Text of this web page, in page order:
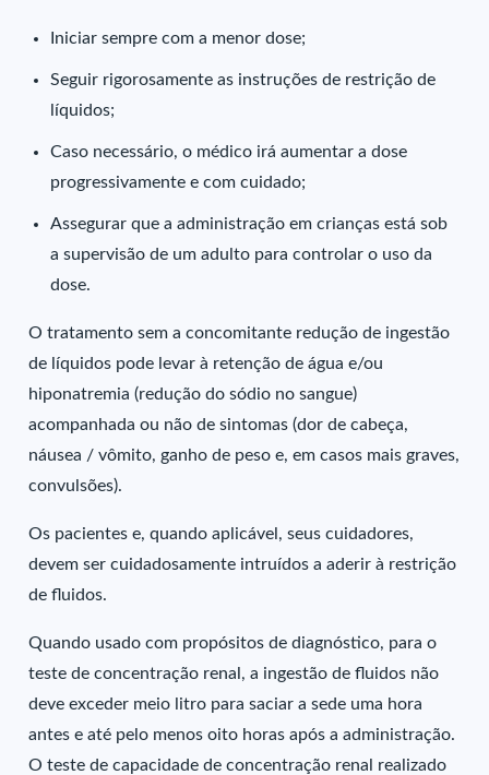
Iniciar sempre com a menor dose;
Seguir rigorosamente as instruções de restrição de
líquidos;
Caso necessário, o médico irá aumentar a dose
progressivamente e com cuidado;
Assegurar que a administração em crianças está sob
a supervisão de um adulto para controlar o uso da
dose.
O tratamento sem a concomitante redução de ingestão
de líquidos pode levar à retenção de água e/ou
hiponatremia (redução do sódio no sangue)
acompanhada ou não de sintomas (dor de cabeça,
náusea / vômito, ganho de peso e, em casos mais graves,
convulsões).
Os pacientes e, quando aplicável, seus cuidadores,
devem ser cuidadosamente intruídos a aderir à restrição
de fluidos.
Quando usado com propósitos de diagnóstico, para o
teste de concentração renal, a ingestão de fluidos não
deve exceder meio litro para saciar a sede uma hora
antes e até pelo menos oito horas após a administração.
O teste de capacidade de concentração renal realizado